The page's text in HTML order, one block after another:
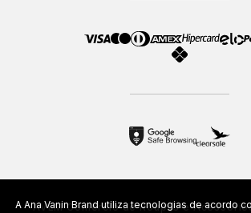
AVLM Comércio de Roupas e
A Ana Vanin Brand utiliza tecnologias de acordo